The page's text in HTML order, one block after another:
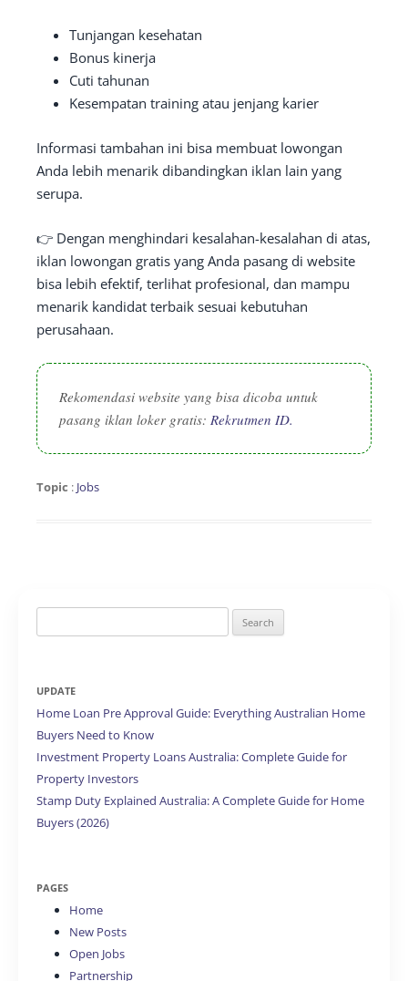
Tunjangan kesehatan
Bonus kinerja
Cuti tahunan
Kesempatan training atau jenjang karier
Informasi tambahan ini bisa membuat lowongan
Anda lebih menarik dibandingkan iklan lain yang
serupa.
👉 Dengan menghindari kesalahan-kesalahan di atas,
iklan lowongan gratis yang Anda pasang di website
bisa lebih efektif, terlihat profesional, dan mampu
menarik kandidat terbaik sesuai kebutuhan
perusahaan.
Rekomendasi website yang bisa dicoba untuk
pasang iklan loker gratis: Rekrutmen ID.
Topic : Jobs
for:
UPDATE
Home Loan Pre Approval Guide: Everything Australian Home
Buyers Need to Know
Investment Property Loans Australia: Complete Guide for
Property Investors
Stamp Duty Explained Australia: A Complete Guide for Home
Buyers (2026)
PAGES
Home
New Posts
Open Jobs
Partnership